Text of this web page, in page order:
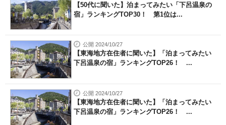
【50代に聞いた】泊まってみたい「下呂温泉の
宿」ランキングTOP30！ 第1位は...
公開 2024/10/27
【東海地方在住者に聞いた】「泊まってみたい
下呂温泉の宿」ランキングTOP26！ ...
公開 2024/10/27
【東海地方在住者に聞いた】「泊まってみたい
下呂温泉の宿」ランキングTOP26！ ...